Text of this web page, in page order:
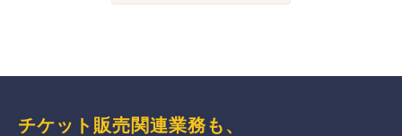
チケット販売関連業務も、